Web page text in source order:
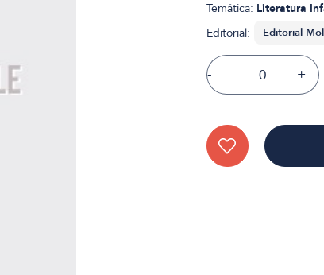
Temática: Literatura
Editorial:
- +